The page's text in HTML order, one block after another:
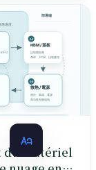
du matériel